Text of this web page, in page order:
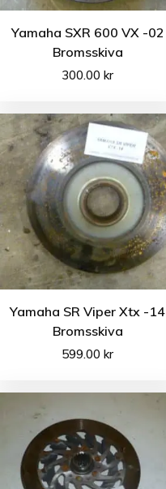
Yamaha SXR 600 VX -02
Bromsskiva
300.00kr
Yamaha SR Viper Xtx -14
Bromsskiva
599.00kr